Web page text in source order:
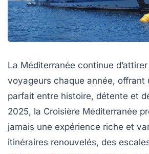
La Méditerranée continue
voyageurs chaque année, offrant
parfait entre histoire, détente et
2025, la Croisière Méditerranée
jamais une expérience riche et
itinéraires renouvelés, des